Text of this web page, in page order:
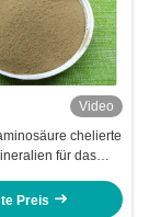
Video
chelierte
für das
Preis